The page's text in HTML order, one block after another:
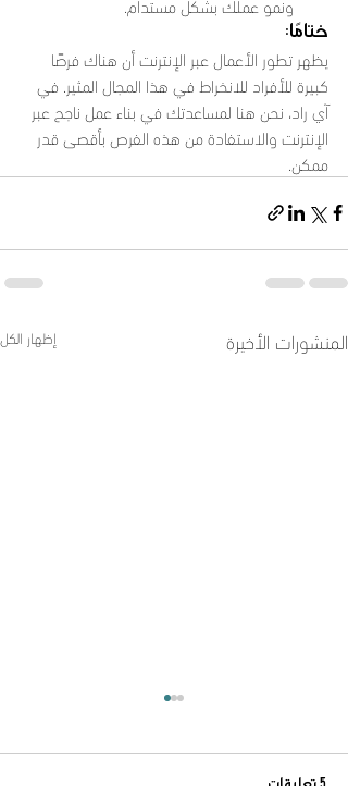
ختامًا:
يظهر تطور الأعمال عبر الإنترنت أن هناك فرصًا
كبيرة للأفراد للانخراط في هذا المجال المثير. في
آي راد، نحن هنا لمساعدتك في بناء عمل ناجح عبر
الإنترنت والاستفادة من هذه الفرص بأقصى قدر
ممكن.
المنشورات الأخيرة إظهار الكل